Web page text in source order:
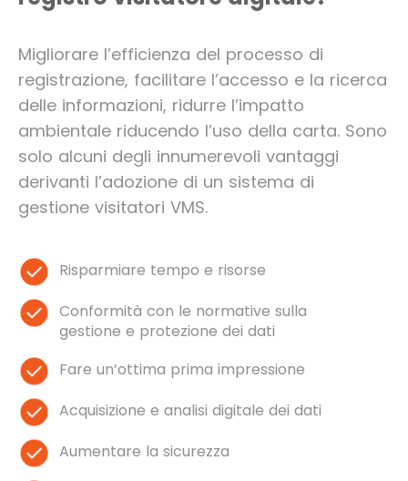
Migliorare l’efficienza del processo di
registrazione, facilitare l’accesso e la ricerca
delle informazioni, ridurre l’impatto
ambientale riducendo l’uso della carta. Sono
solo alcuni degli innumerevoli vantaggi
derivanti l’adozione di un sistema di
gestione visitatori VMS.
Risparmiare tempo e risorse
Conformità con le normative sulla
gestione e protezione dei dati
Fare un’ottima prima impressione
Acquisizione e analisi digitale dei dati
Aumentare la sicurezza